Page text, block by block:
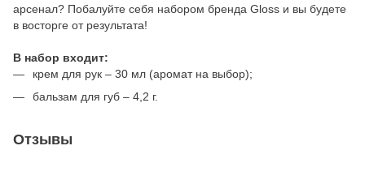
арсенал? Побалуйте себя набором бренда Gloss и вы будете
в восторге от результата!
В набор входит:
крем для рук – 30 мл (аромат на выбор);
бальзам для губ – 4,2 г.
Отзывы